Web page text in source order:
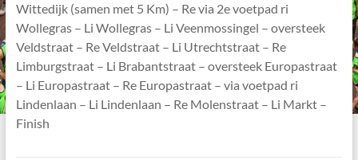
Wittedijk (samen met 5 Km) – Re via 2e voetpad ri
Wollegras – Li Wollegras – Li Veenmossingel – oversteek
Veldstraat – Re Veldstraat – Li Utrechtstraat – Re
Limburgstraat – Li Brabantstraat – oversteek Europastraat
– Li Europastraat – Re Europastraat – via voetpad ri
Lindenlaan – Li Lindenlaan – Re Molenstraat – Li Markt –
Finish